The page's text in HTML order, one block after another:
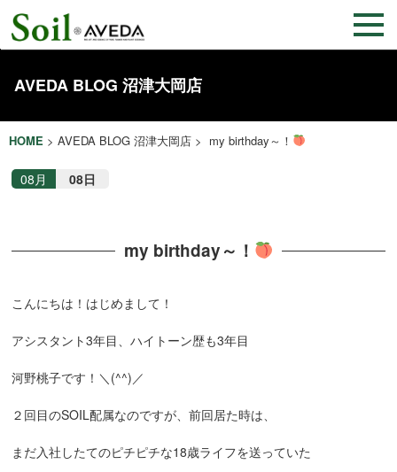
AVEDA BLOG 沼津大岡店
HOME > AVEDA BLOG 沼津大岡店 > my birthday～！
08月 08日
my birthday～！
こんにちは！はじめまして！
アシスタント3年目、ハイトーン歴も3年目
河野桃子です！＼(^^)／
２回目のSOIL配属なのですが、前回居た時は、
まだ入社したてのピチピチな18歳ライフを送っていた